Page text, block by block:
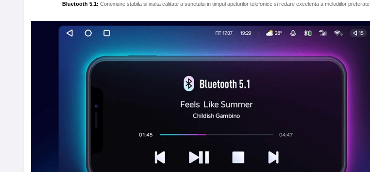
Bluetooth 5.1: Conexiune stabila si inalta calitate a sunetului in timpul apelurilor telefonice si redare excelenta a melodiilor preferate.